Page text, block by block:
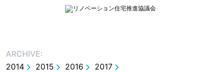
ARCHIVE:
2014
2015 2016 2017